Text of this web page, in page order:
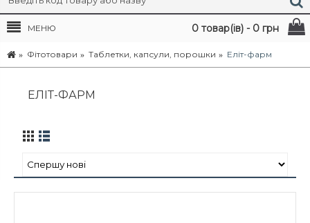
0 товар(ів) - 0 грн
МЕНЮ
Фітотовари Таблетки, капсули, порошки Еліт-фарм
ЕЛІТ-ФАРМ